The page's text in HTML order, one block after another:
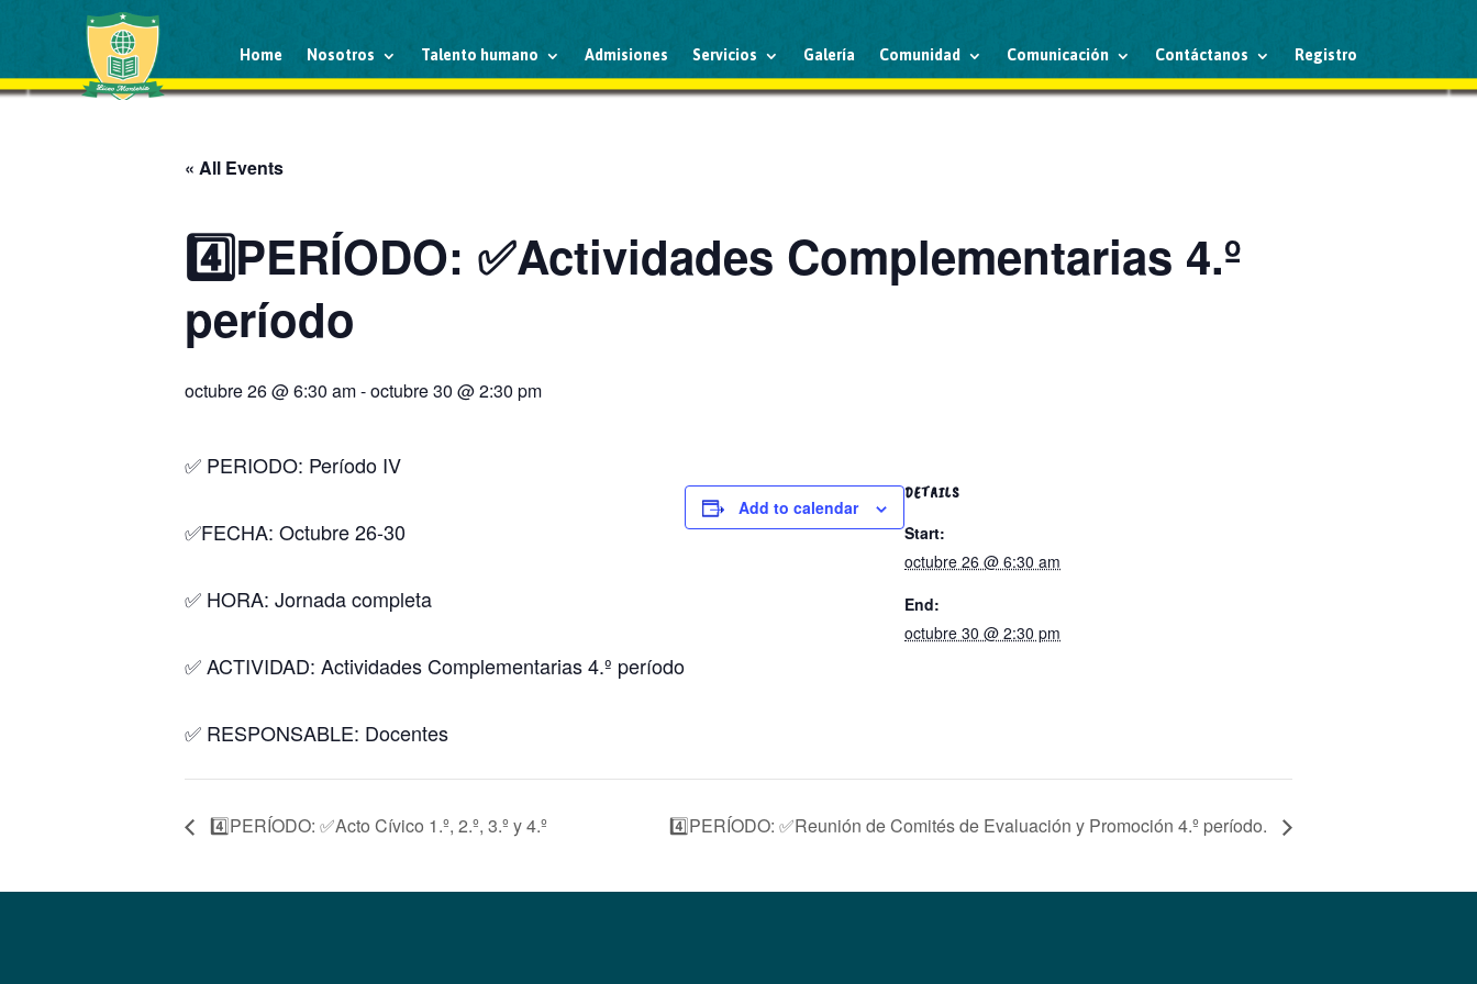
Home Nosotros Talento humano Admisiones Servicios Galería Comunidad Comunicación Contáctanos Registro
« All Events
4️⃣PERÍODO: ✅Actividades Complementarias 4.º
período
octubre 26 @ 6:30 am-octubre 30 @ 2:30 pm
✅ PERIODO: Período IV
✅FECHA: Octubre 26-30
✅ HORA: Jornada completa
✅ ACTIVIDAD: Actividades Complementarias 4.º período
✅ RESPONSABLE: Docentes
Add to calendar
DETAILS
Start:
octubre 26 @ 6:30 am
End:
octubre 30 @ 2:30 pm
4️⃣PERÍODO: ✅Acto Cívico 1.º, 2.º, 3.º y 4.º 4️⃣PERÍODO: ✅Reunión de Comités de Evaluación y Promoción 4.º período.